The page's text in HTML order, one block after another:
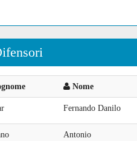
Nome
Fernando Danilo
Antonio